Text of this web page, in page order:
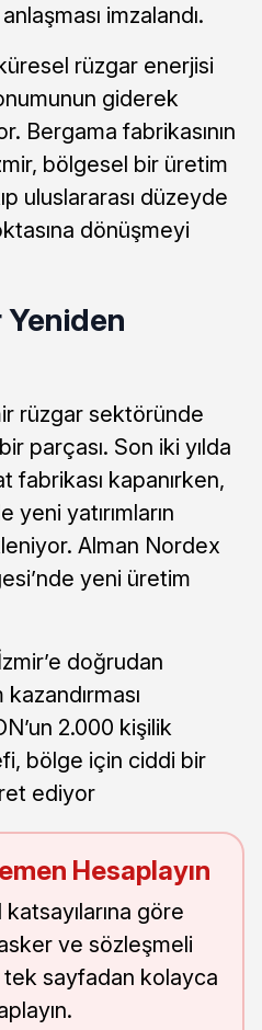
imzalandı.
rüzgar enerjisi
giderek
Bergama fabrikasının
bölgesel bir üretim
uluslararası düzeyde
dönüşmeyi
Yeniden
rüzgar sektöründe
parçası. Son iki yılda
fabrikası kapanırken,
yatırımların
Alman Nordex
yeni üretim
doğrudan
2.000 kişilik
bölge için ciddi bir
ediyor
Hesaplayın
katsayılarına göre
ve sözleşmeli
tek sayfadan kolayca